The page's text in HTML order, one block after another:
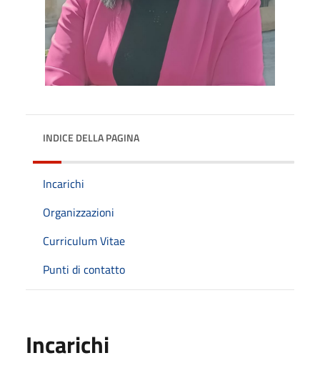
INDICE DELLA PAGINA
Incarichi
Organizzazioni
Curriculum Vitae
Punti di contatto
Incarichi